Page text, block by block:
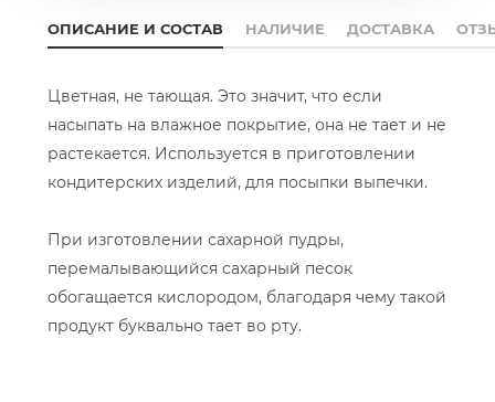
ОПИСАНИЕ И СОСТАВ НАЛИЧИЕ ДОСТАВКА
Цветная, не тающая. Это значит, что если
насыпать на влажное покрытие, она не тает и не
растекается. Используется в приготовлении
кондитерских изделий, для посыпки выпечки.
При изготовлении сахарной пудры,
перемалывающийся сахарный песок
обогащается кислородом, благодаря чему такой
продукт буквально тает во рту.